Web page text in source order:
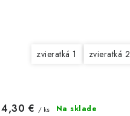
zvieratká 1 zvieratká 2
Na sklade
4,30 € / ks